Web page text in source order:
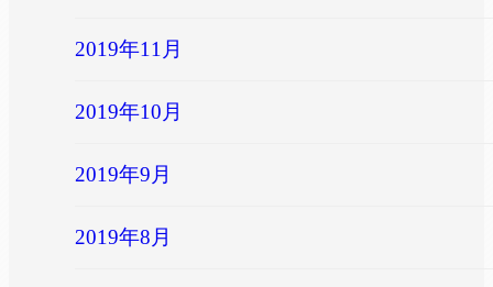
2019年11月
2019年10月
2019年9月
2019年8月